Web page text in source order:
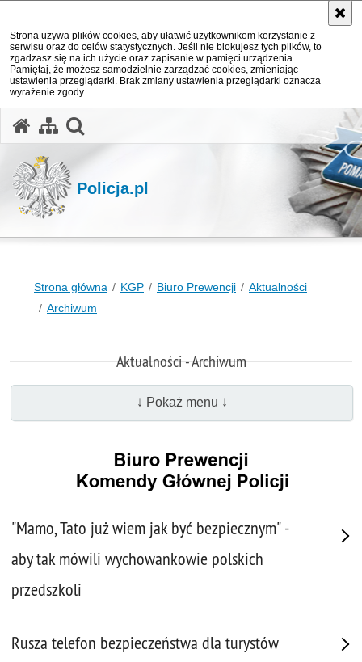
Strona używa plików cookies, aby ułatwić użytkownikom korzystanie z
serwisu oraz do celów statystycznych. Jeśli nie blokujesz tych plików, to
zgadzasz się na ich użycie oraz zapisanie w pamięci urządzenia.
Pamiętaj, że możesz samodzielnie zarządzać cookies, zmieniając
ustawienia przeglądarki. Brak zmiany ustawienia przeglądarki oznacza
wyrażenie zgody.
Policja.pl
Strona główna KGP Biuro Prewencji
Aktualności
Archiwum
Aktualności - Archiwum
↓ Pokaż menu ↓
"Mamo, Tato już wiem jak być bezpiecznym" -
aby tak mówili wychowankowie polskich
przedszkoli
Rusza telefon bezpieczeństwa dla turystów